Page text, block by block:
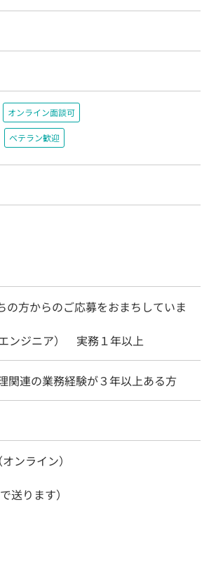
オンライン面談可
ベテラン歓迎
の方からのご応募をおまちしていま
ンジニア） 実務１年以上
関連の業務経験が３年以上ある方
ンライン）
送ります）